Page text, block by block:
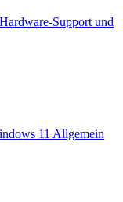
Hardware-Support und
11 Allgemein